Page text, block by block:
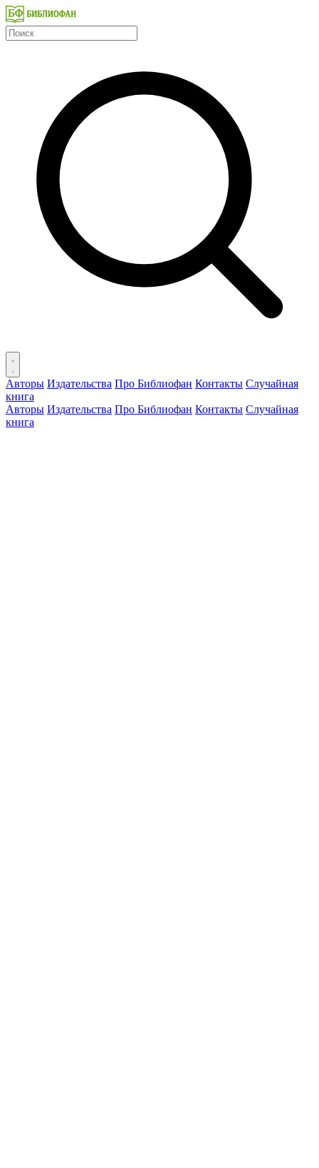
Авторы Издательства Про Библиофан Контакты Случайная
книга
Авторы Издательства Про Библиофан Контакты Случайная
книга